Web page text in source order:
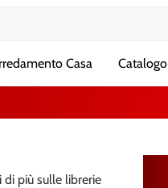
Casa Catalogo
di più sulle librerie